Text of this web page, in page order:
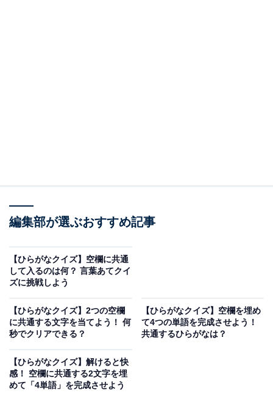
編集部が選ぶおすすめ記事
【ひらがなクイズ】空欄に共通
して入るのは何？ 言葉あてクイ
ズに挑戦しよう
【ひらがなクイズ】2つの空欄
に共通する文字を当てよう！ 何
秒でクリアできる？
【ひらがなクイズ】空欄を埋め
て4つの単語を完成させよう！
共通するひらがなは？
【ひらがなクイズ】解けると快
感！ 空欄に共通する2文字を埋
めて「4単語」を完成させよう